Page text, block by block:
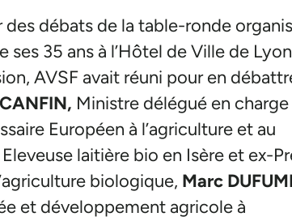
débats de la table-ronde
ses 35 ans à l’Hôtel de Ville de
AVSF avait réuni pour en
Ministre délégué en
Européen à l’agriculture et au
Eleveuse laitière bio en Isère et ex-
biologique, Marc
et développement agricole à